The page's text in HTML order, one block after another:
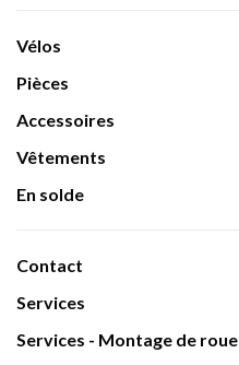
Vélos
Pièces
Accessoires
Vêtements
En solde
Contact
Services
Services - Montage de roue